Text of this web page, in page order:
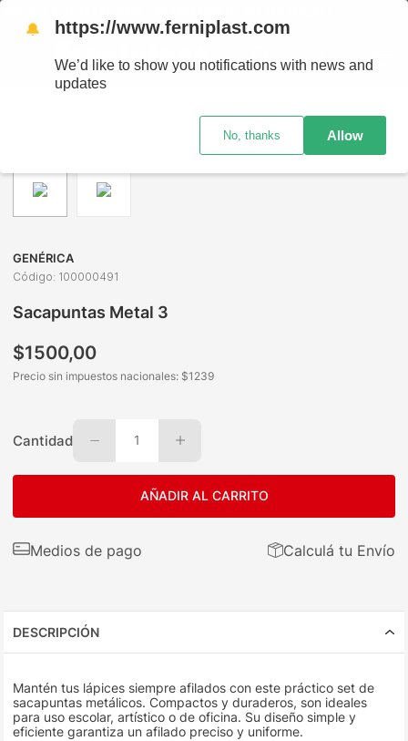
GENÉRICA
Código: 100000491
Sacapuntas Metal 3
$1500,00
Precio sin impuestos nacionales: $1239
Cantidad 1
AÑADIR AL CARRITO
Medios de pago Calculá tu Envío
DESCRIPCIÓN
Mantén tus lápices siempre afilados con este práctico set de
sacapuntas metálicos. Compactos y duraderos, son ideales
para uso escolar, artístico o de oficina. Su diseño simple y
eficiente garantiza un afilado preciso y uniforme.
🔔 https://www.ferniplast.com
We’d like to show you notifications with news and
updates
No, thanks Allow